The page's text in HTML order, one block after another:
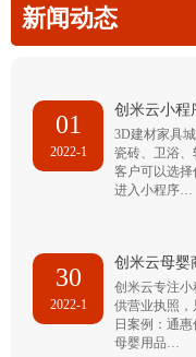
新闻动态
01
2022-1
创米云小程
3D建材家具
瓷砖、卫浴、
客户可以选
进入小程序…
30
2022-1
创米云母婴
创米云专注
供营业执照
日案例：通
母婴用品…